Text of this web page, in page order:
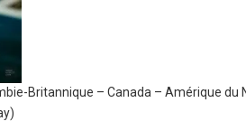
Britannique – Canada – Amérique du